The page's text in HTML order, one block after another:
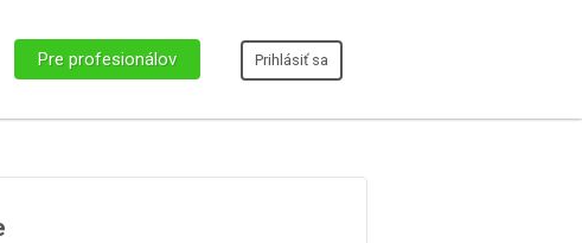
Pre profesionálov Prihlásiť sa